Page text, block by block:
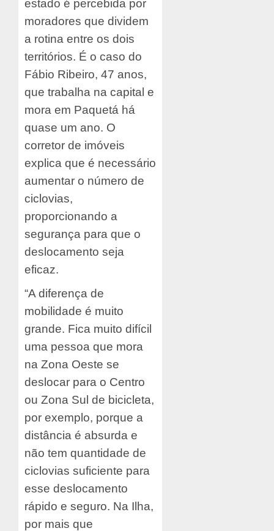
estado é percebida por
moradores que dividem
a rotina entre os dois
territórios. É o caso do
Fábio Ribeiro, 47 anos,
que trabalha na capital e
mora em Paquetá há
quase um ano. O
corretor de imóveis
explica que é necessário
aumentar o número de
ciclovias,
proporcionando a
segurança para que o
deslocamento seja
eficaz.
“A diferença de
mobilidade é muito
grande. Fica muito difícil
uma pessoa que mora
na Zona Oeste se
deslocar para o Centro
ou Zona Sul de bicicleta,
por exemplo, porque a
distância é absurda e
não tem quantidade de
ciclovias suficiente para
esse deslocamento
rápido e seguro. Na Ilha,
por mais que